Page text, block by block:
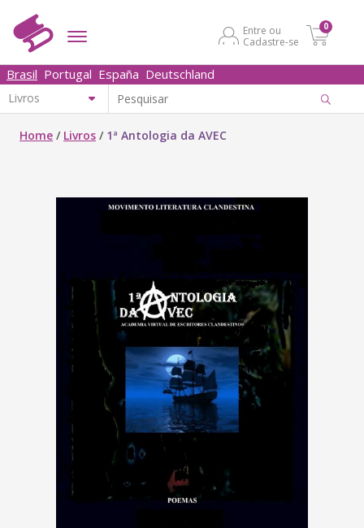
Entre ou
Cadastre-se
0
Brasil Portugal España Deutschland
Home / Livros / 1ª Antologia da AVEC